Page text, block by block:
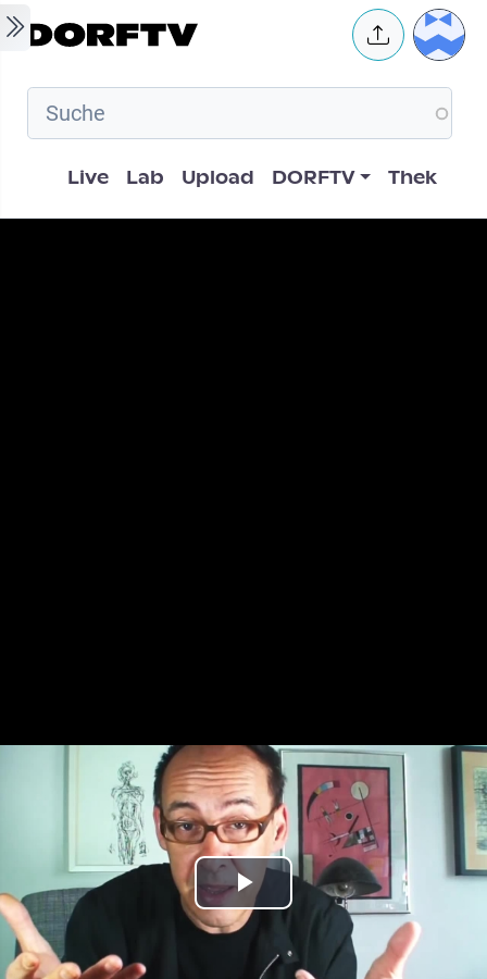
Skip to main content User
Hauptnavigation
Live Lab Upload DORFTV Thek
Play
Video